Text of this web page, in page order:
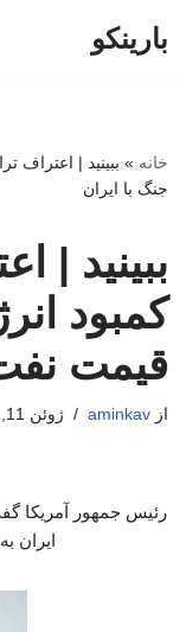
بارینکو
خانه » ببینید | اعتراف
جنگ با ایران
ببینید |
کمبود
قیمت
از aminkav ژوئن 11, 2026
رئیس جمهور آمریکا
ایران